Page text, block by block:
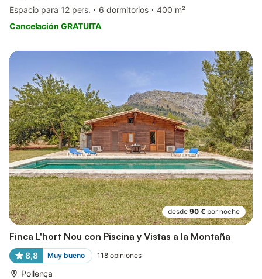
Espacio para 12 pers.
6 dormitorios
400 m²
Cancelación GRATUITA
desde 90 € por noche
Finca L'hort Nou con Piscina y Vistas a la Montaña
8,8 Muy bueno 118 opiniones
Pollença